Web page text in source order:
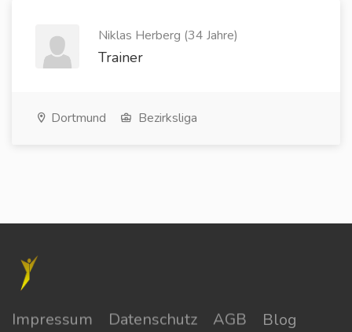
Niklas Herberg (34 Jahre)
Trainer
Dortmund Bezirksliga
Impressum Datenschutz AGB
Blog